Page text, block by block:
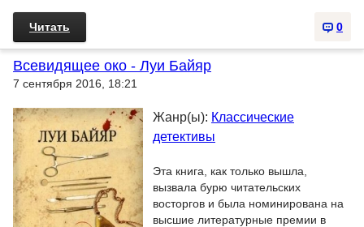
0
Читать
Всевидящее око - Луи Байяр
7 сентября 2016, 18:21
Жанр(ы): Классические
детективы
Эта книга, как только вышла,
вызвала бурю читательских
восторгов и была номинирована на
высшие литературные премии в